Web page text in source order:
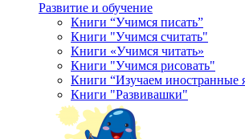
Развитие и обучение
Книги “Учимся писать”
Книги "Учимся считать"
Книги «Учимся читать»
Книги "Учимся рисовать"
Книги “Изучаем иностранные
Книги "Развивашки"